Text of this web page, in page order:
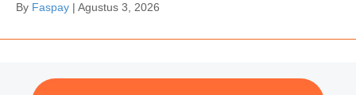
By Faspay | Agustus 3, 2026